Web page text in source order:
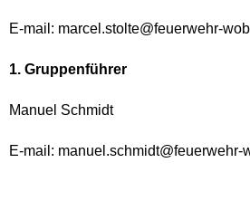
E-mail: marcel.stolte@feuerwehr-
1. Gruppenführer
Manuel Schmidt
E-mail: manuel.schmidt@feuerwehr-